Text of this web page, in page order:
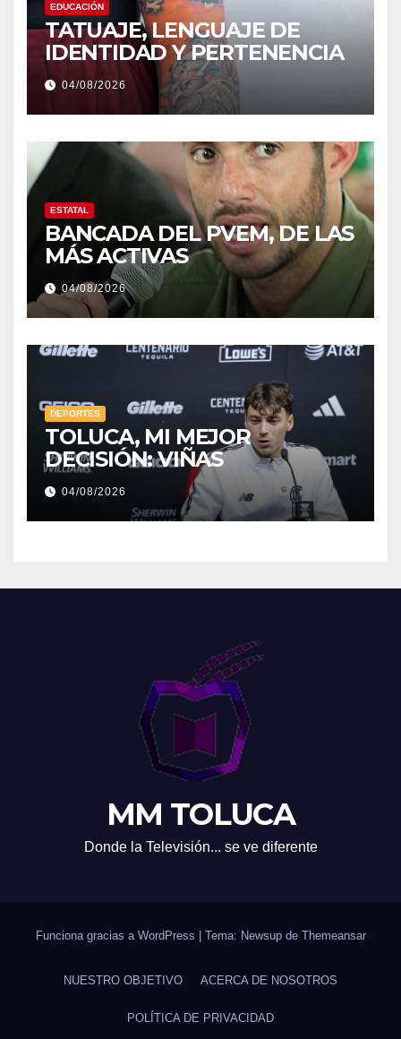
EDUCACIÓN
TATUAJE, LENGUAJE DE
IDENTIDAD Y PERTENENCIA
04/08/2026
ESTATAL
BANCADA DEL PVEM, DE LAS
MÁS ACTIVAS
04/08/2026
DEPORTES
TOLUCA, MI MEJOR
DECISIÓN: VIÑAS
04/08/2026
MM TOLUCA
Donde la Televisión... se ve diferente
Funciona gracias a WordPress Tema: Newsup de Themeansar
NUESTRO OBJETIVO ACERCA DE NOSOTROS
POLÍTICA DE PRIVACIDAD